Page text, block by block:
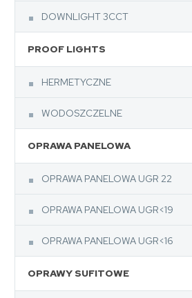
DOWNLIGHT 3CCT
PROOF LIGHTS
HERMETYCZNE
WODOSZCZELNE
OPRAWA PANELOWA
OPRAWA PANELOWA UGR 22
OPRAWA PANELOWA UGR<19
OPRAWA PANELOWA UGR<16
OPRAWY SUFITOWE